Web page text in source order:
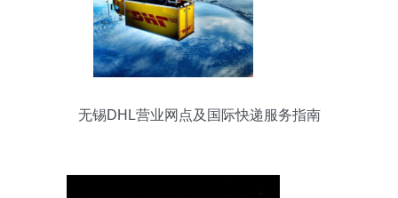
无锡DHL营业网点及国际快递服务指南